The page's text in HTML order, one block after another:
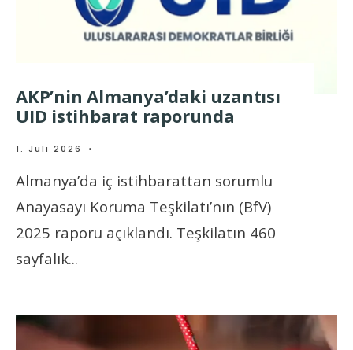
AKP’nin Almanya’daki uzantısı
UID istihbarat raporunda
1. Juli 2026 •
Almanya’da iç istihbarattan sorumlu
Anayasayı Koruma Teşkilatı’nın (BfV)
2025 raporu açıklandı. Teşkilatın 460
sayfalık...